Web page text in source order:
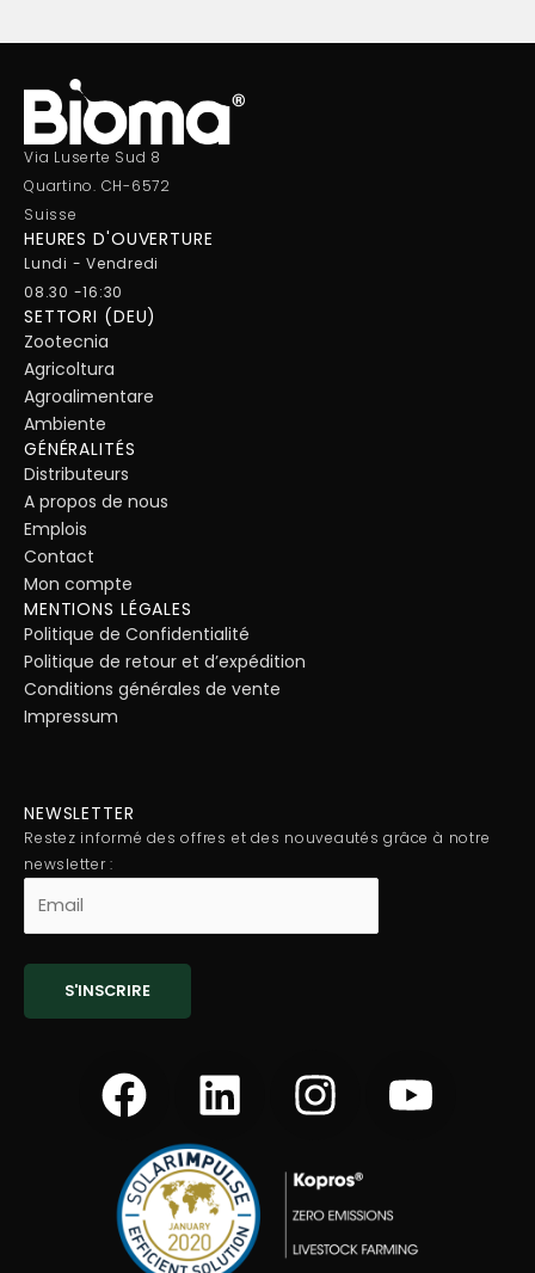
Via Luserte Sud 8
Quartino. CH-6572
Suisse
HEURES D'OUVERTURE
Lundi - Vendredi
08.30 -16:30
SETTORI (DEU)
Zootecnia
Agricoltura
Agroalimentare
Ambiente
GÉNÉRALITÉS
Distributeurs
A propos de nous
Emplois
Contact
Mon compte
MENTIONS LÉGALES
Politique de Confidentialité
Politique de retour et d’expédition
Conditions générales de vente
Impressum
NEWSLETTER
Restez informé des offres et des nouveautés grâce à notre
newsletter :
F
a
c
e
b
L
i
n
k
e
I
n
s
t
a
Y
o
u